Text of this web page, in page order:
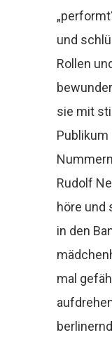
und
Rollen
sie mit
Publikum
Rudolf
höre und
in den
mal